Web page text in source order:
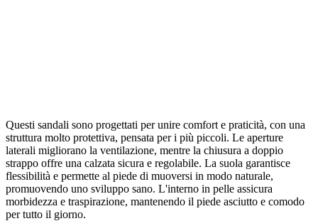
Questi sandali sono progettati per unire comfort e praticità, con una
struttura molto protettiva, pensata per i più piccoli. Le aperture
laterali migliorano la ventilazione, mentre la chiusura a doppio
strappo offre una calzata sicura e regolabile. La suola garantisce
flessibilità e permette al piede di muoversi in modo naturale,
promuovendo uno sviluppo sano. L'interno in pelle assicura
morbidezza e traspirazione, mantenendo il piede asciutto e comodo
per tutto il giorno.